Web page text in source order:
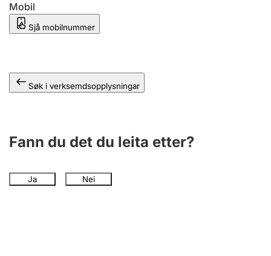
Mobil
Sjå mobilnummer
Søk i verksemdsopplysningar
Fann du det du leita etter?
Ja Nei